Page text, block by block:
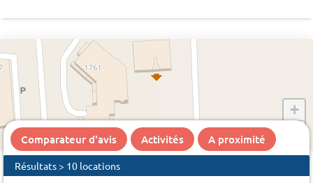
+
Comparateur d'avis Activités A proximité
Résultats > 10 locations